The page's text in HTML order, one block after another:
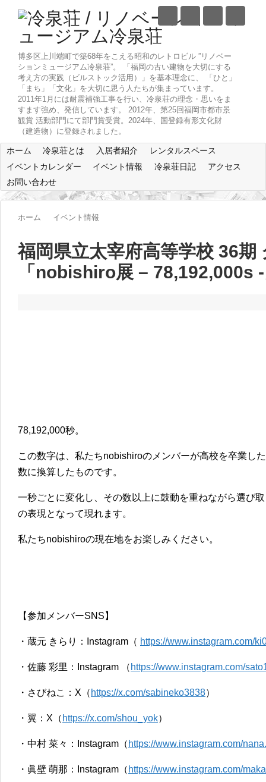
博多区上川端町で築68年をこえる昭和のレトロビル ”リノベー
ションミュージアム冷泉荘”。 「福岡の古い建物を大切にする
考え方の実践（ビルストック活用）」を基本理念に、 「ひと」
「まち」「文化」を大切に思う人たちが集まっています。
2011年1月には耐震補強工事を行い、冷泉荘の理念・思いをま
すます強め、発信しています。 2012年、第25回福岡市都市景
観賞 活動部門にて部門賞受賞。2024年、国登録有形文化財
（建造物）に登録されました。
ホーム 冷泉荘とは 入居者紹介
レンタルスペース
イベントカレンダー
イベント情報 冷泉荘日記
アクセス
お問い合わせ
ホーム イベント情報
福岡県立太宰府高等学校 36期
「nobishiro展 – 78,192,000s
78,192,000秒。
この数字は、私たちnobishiroのメンバーが高校を卒業し
数に換算したものです。
一秒ごとに変化し、その数以上に鼓動を重ねながら選び
の表現となって現れます。
私たちnobishiroの現在地をお楽しみください。
【参加メンバーSNS】
・蔵元 きらり：Instagram（ https://www.instagram.com/
・佐藤 彩里：Instagram （ https://www.instagram.com/
・さびねこ：X（ https://x.com/sabineko3838）
・翼：X（ https://x.com/shou_yok）
・中村 菜々：Instagram（ https://www.instagram.com/
・眞壁 萌那：Instagram（ https://www.instagram.com/